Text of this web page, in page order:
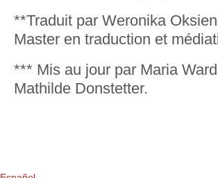
**Traduit par Weronika
Master en traduction et
*** Mis au jour par Maria
Mathilde Donstetter.